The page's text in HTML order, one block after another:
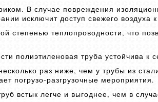
В случае повреждения
исключит доступ свежего воздуха
степенью теплопроводности, что
полиэтиленовая труба устойчива к
раз ниже, чем у трубы из
погрузо-разгрузочные мероприятия.
встык легче и выгоднее, чем в